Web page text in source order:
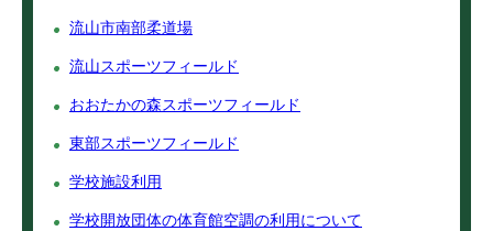
流山市南部柔道場
流山スポーツフィールド
おおたかの森スポーツフィールド
東部スポーツフィールド
学校施設利用
学校開放団体の体育館空調の利用について